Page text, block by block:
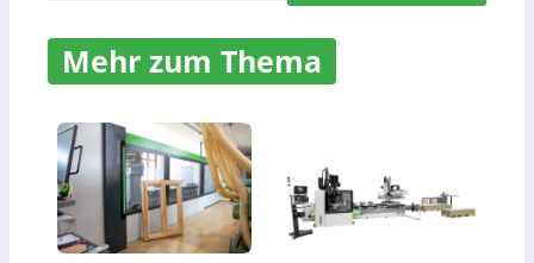
Mehr zum Thema